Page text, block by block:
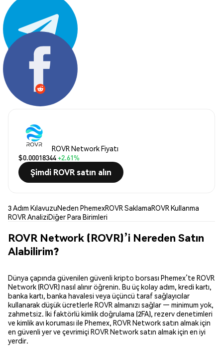
Paylaş:
ROVR Network Fiyatı
$0.00018344+2.61%
Şimdi ROVR satın alın
3 Adım KılavuzuNeden PhemexROVR SaklamaROVR Kullanma
ROVR AnaliziDiğer Para Birimleri
ROVR Network (ROVR)’i Nereden Satın
Alabilirim?
Dünya çapında güvenilen güvenli kripto borsası Phemex’te ROVR
Network (ROVR) nasıl alınır öğrenin. Bu üç kolay adım, kredi kartı,
banka kartı, banka havalesi veya üçüncü taraf sağlayıcılar
kullanarak düşük ücretlerle ROVR almanızı sağlar — minimum yok,
zahmetsiz. İki faktörlü kimlik doğrulama (2FA), rezerv denetimleri
ve kimlik avı koruması ile Phemex, ROVR Network satın almak için
en güvenli yer ve çevrimiçi ROVR Network satın almak için en iyi
yerdir.